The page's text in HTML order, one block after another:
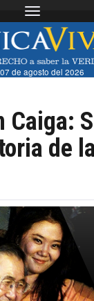
Toggle
de agosto del 2026
Caiga:
de